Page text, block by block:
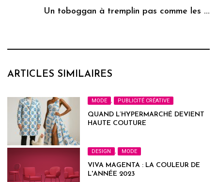
Un toboggan à tremplin pas comme les ...
ARTICLES SIMILAIRES
MODE , PUBLICITÉ CRÉATIVE
QUAND L’HYPERMARCHÉ DEVIENT
HAUTE COUTURE
DESIGN , MODE
VIVA MAGENTA : LA COULEUR DE
L'ANNÉE 2023